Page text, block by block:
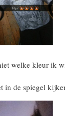
welke kleur ik
in de spiegel